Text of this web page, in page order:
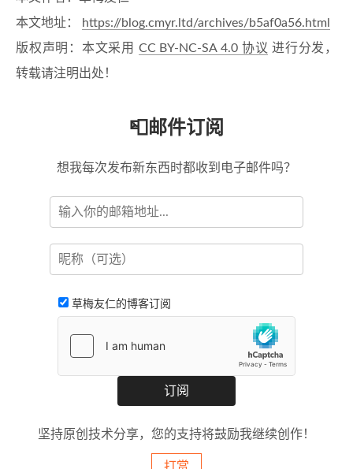
本文地址：
https://blog.cmyr.ltd/archives/b5af0a56.html
版权声明：本文采用 CC BY-NC-SA 4.0 协议 进行分发，
转载请注明出处！
📮邮件订阅
想我每次发布新东西时都收到电子邮件吗？
草梅友仁的博客订阅
坚持原创技术分享，您的支持将鼓励我继续创作！